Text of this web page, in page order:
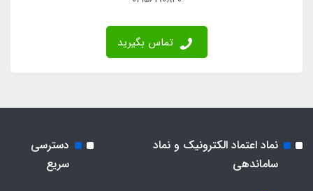
تماس بگیرید
نماد اعتماد الکترونیک و نماد
ساماندهی
دسترسی
سریع